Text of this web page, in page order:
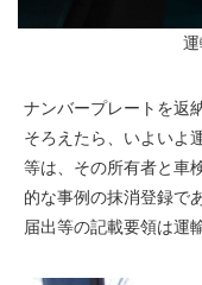
ナンバープレートを返
そろえたら、いよいよ
等は、その所有者と車
的な事例の抹消登録で
届出等の記載要領は運